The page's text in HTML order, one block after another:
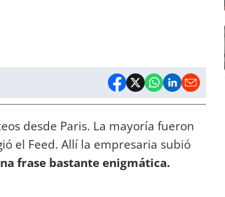
desde Paris. La mayoría fueron
el Feed. Allí la empresaria subió
frase bastante enigmática.